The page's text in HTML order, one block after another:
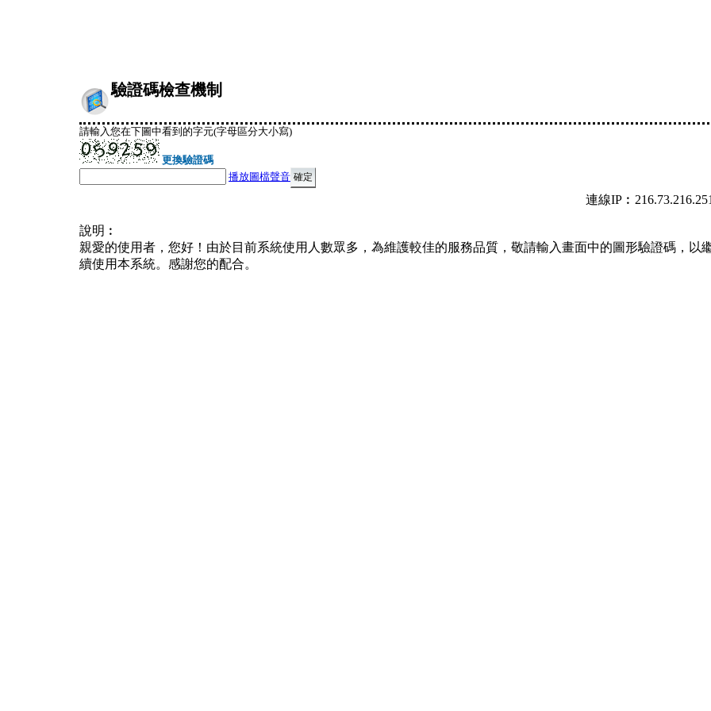
驗證碼檢查機制
請輸入您在下圖中看到的字元(字母區分大小寫)
更換驗證碼
播放圖檔聲音
連線
說明︰
親愛的使用者，您好！由於目前系統使用人數眾多，為維護較佳的服務品質，敬請輸入畫面中的圖形驗證碼，以
續使用本系統。感謝您的配合。